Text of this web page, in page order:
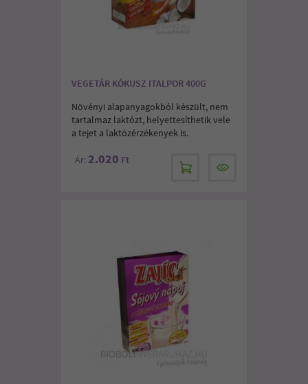
VEGETÁR KÓKUSZ ITALPOR 400G
Növényi alapanyagokból készült, nem
tartalmaz laktózt, helyettesíthetik vele
a tejet a laktózérzékenyek is.
Ár: 2.020 Ft